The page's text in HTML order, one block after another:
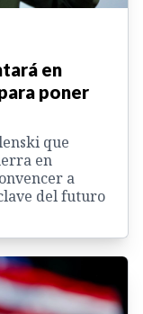
en
poner
que
en
a
del futuro